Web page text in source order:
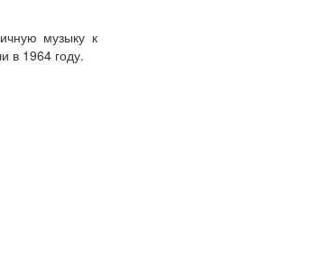
музыку к
в 1964 году.